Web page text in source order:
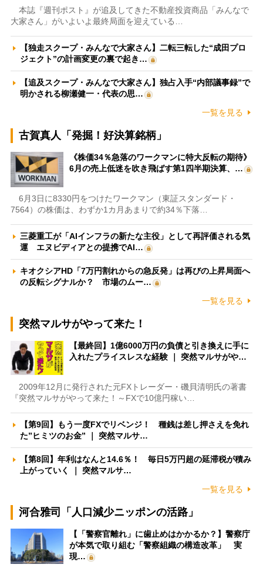
本誌『週刊ポスト』が追及してきた不動産投資商品「みんなで
大家さん」がいよいよ最終局面を迎えている…
【独走スクープ・みんなで大家さん】二転三転した“成田プロ
ジェクト”の計画変更の裏で起き…
【追及スクープ・みんなで大家さん】独占入手“内部議事録”で
明かされる柳瀬健一・代表の思…
一覧を見る
古賀真人「発掘！好決算銘柄」
《株価34％急落のワークマンに特大反転の期待》
6月の売上低迷を吹き飛ばす第1四半期決算、…
6月3日に8330円をつけたワークマン（東証スタンダード・
7564）の株価は、わずか1カ月あまりで約34％下落…
三菱重工が「AIインフラの新たな主役」として再評価される気
運 エヌビディアとの提携でAI…
キオクシアHD「7万円割れからの急反発」は再びの上昇局面へ
の反転シグナルか？ 市場のムー…
一覧を見る
突然マルサがやって来た！
【最終回】1億6000万円の負債と引き換えに手に
入れたプライスレスな経験 ｜ 突然マルサがや…
2009年12月に発行された元FXトレーダー・磯貝清明氏の著書
『突然マルサがやって来た！～FXで10億円稼い…
【第9回】もう一度FXでリベンジ！ 種銭は差し押さえを免れ
た”ヒミツのお金” ｜ 突然マルサ…
【第8回】年利はなんと14.6％！ 毎日5万円超の延滞税が積み
上がっていく ｜ 突然マルサ…
一覧を見る
河合雅司「人口減少ニッポンの活路」
【「警察官離れ」に歯止めはかかるか？】警察庁
が本気で取り組む「警察組織の構造改革」 実
現…